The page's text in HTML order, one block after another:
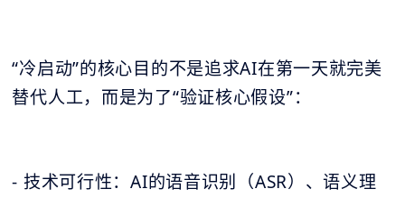
“冷启动”的核心目的不是追求AI在第一天就完美
替代人工，而是为了“验证核心假设”：
- 技术可行性：AI的语音识别（ASR）、语义理